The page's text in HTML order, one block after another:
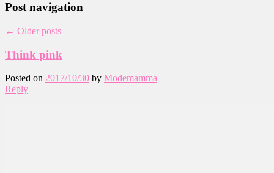
Post navigation
← Older posts
Think pink
Posted on 2017/10/30 by Modemamma
Reply